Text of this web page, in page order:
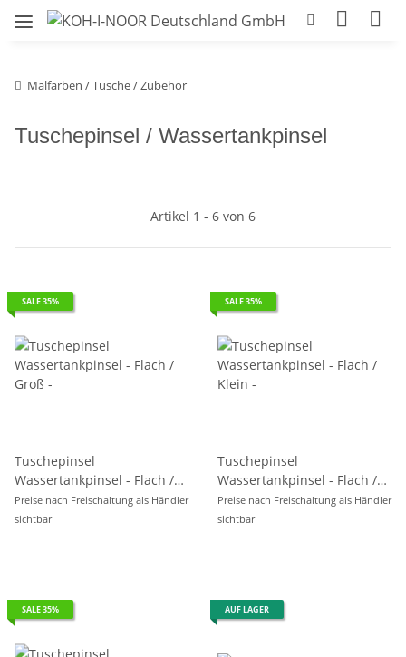
Malfarben / Tusche / Zubehör
Tuschepinsel / Wassertankpinsel
Artikel 1 - 6 von 6
SALE 35%
Tuschepinsel
Wassertankpinsel - Flach /
Groß -
Preise nach Freischaltung als Händler
sichtbar
SALE 35%
Tuschepinsel
Wassertankpinsel - Flach /
Klein -
Preise nach Freischaltung als Händler
sichtbar
SALE 35% AUF LAGER